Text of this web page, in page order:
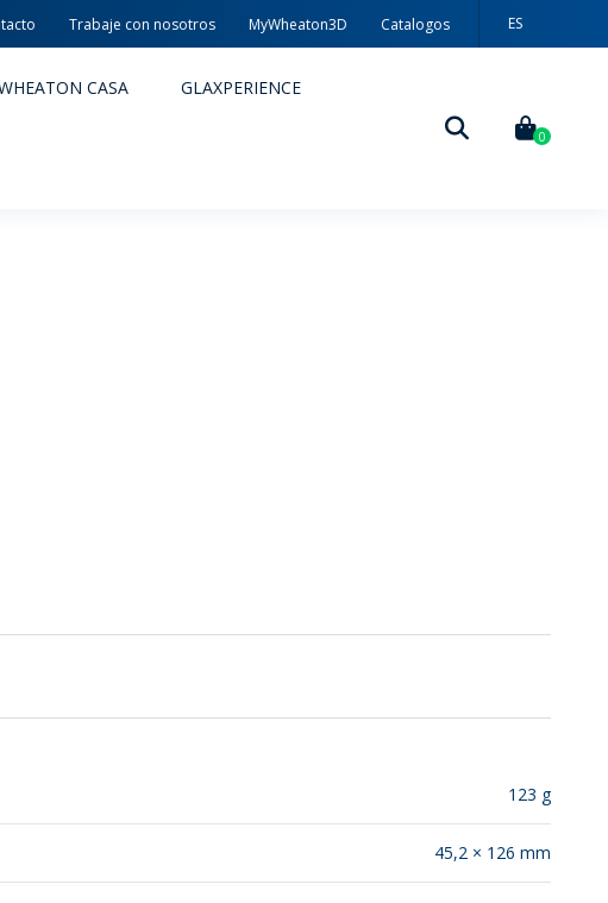
Trabaje con nosotros MyWheaton3D Catalogos
ES
CASA GLAXPERIENCE
0
123 g
45,2 × 126 mm